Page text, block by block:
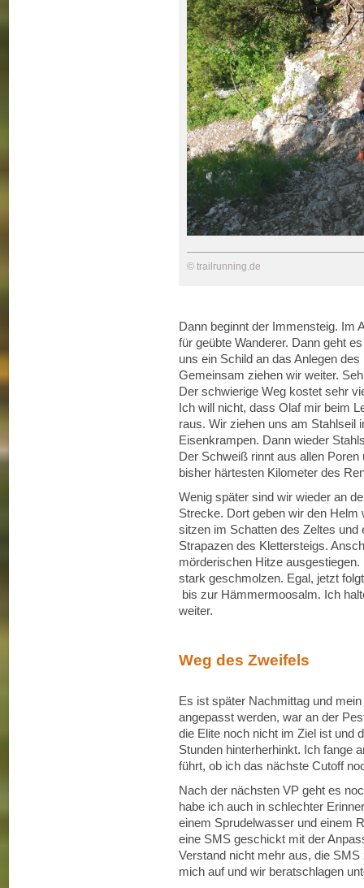
© trailrunning.de
Dann beginnt der Immensteig. Im
für geübte Wanderer. Dann geht
uns ein Schild an das Anlegen
Gemeinsam ziehen wir weiter.
Der schwierige Weg kostet sehr
Ich will nicht, dass Olaf mir beim
raus. Wir ziehen uns am Stahlseil
Eisenkrampen. Dann wieder
Der Schweiß rinnt aus allen
bisher härtesten Kilometer des
Wenig später sind wir wieder an
Strecke. Dort geben wir den Helm
sitzen im Schatten des Zeltes
Strapazen des Klettersteigs.
mörderischen Hitze
stark geschmolzen. Egal, jetzt
bis zur Hämmermoosalm. Ich
weiter.
Weg des Zweifels
Es ist später Nachmittag und
angepasst werden, war an der
die Elite noch nicht im Ziel ist und
Stunden hinterherhinkt. Ich fange
führt, ob ich das nächste Cutoff
Nach der nächsten VP geht es
habe ich auch in schlechter
einem Sprudelwasser und einem
eine SMS geschickt mit der
Verstand nicht mehr aus, die
mich auf und wir beratschlagen